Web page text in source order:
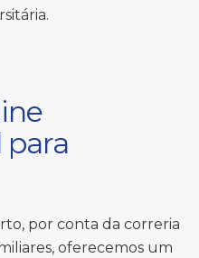
para
por conta da correria
oferecemos um